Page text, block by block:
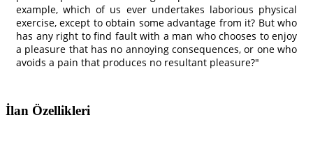
example, which of us ever undertakes laborious physical
exercise, except to obtain some advantage from it? But who
has any right to find fault with a man who chooses to enjoy
a pleasure that has no annoying consequences, or one who
avoids a pain that produces no resultant pleasure?"
İlan Özellikleri